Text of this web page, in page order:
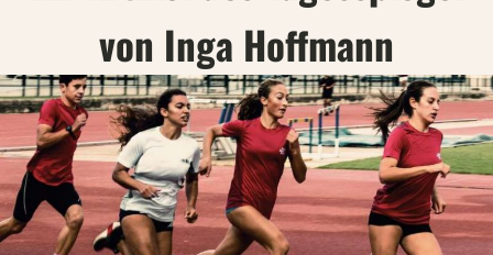
von Inga Hoffmann